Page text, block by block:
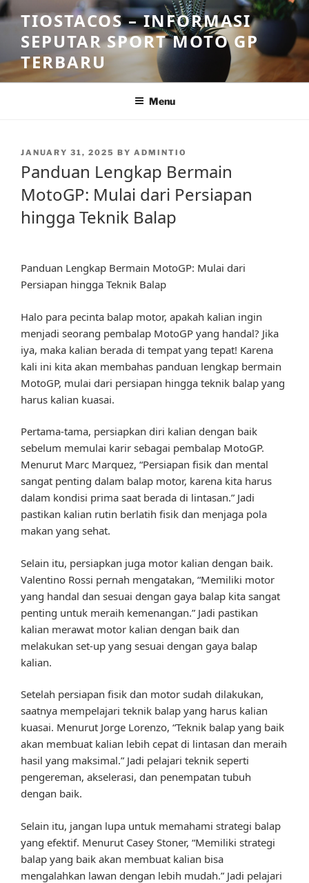
Skip
to
content
TIOSTACOS – INFORMASI
SEPUTAR SPORT MOTO GP
TERBARU
Menu
POSTED
JANUARY 31, 2025 BY ADMINTIO
Panduan Lengkap Bermain
MotoGP: Mulai dari Persiapan
hingga Teknik Balap
Panduan Lengkap Bermain MotoGP: Mulai dari
Persiapan hingga Teknik Balap
Halo para pecinta balap motor, apakah kalian ingin
menjadi seorang pembalap MotoGP yang handal? Jika
iya, maka kalian berada di tempat yang tepat! Karena
kali ini kita akan membahas panduan lengkap bermain
MotoGP, mulai dari persiapan hingga teknik balap yang
harus kalian kuasai.
Pertama-tama, persiapkan diri kalian dengan baik
sebelum memulai karir sebagai pembalap MotoGP.
Menurut Marc Marquez, “Persiapan fisik dan mental
sangat penting dalam balap motor, karena kita harus
dalam kondisi prima saat berada di lintasan.” Jadi
pastikan kalian rutin berlatih fisik dan menjaga pola
makan yang sehat.
Selain itu, persiapkan juga motor kalian dengan baik.
Valentino Rossi pernah mengatakan, “Memiliki motor
yang handal dan sesuai dengan gaya balap kita sangat
penting untuk meraih kemenangan.” Jadi pastikan
kalian merawat motor kalian dengan baik dan
melakukan set-up yang sesuai dengan gaya balap
kalian.
Setelah persiapan fisik dan motor sudah dilakukan,
saatnya mempelajari teknik balap yang harus kalian
kuasai. Menurut Jorge Lorenzo, “Teknik balap yang baik
akan membuat kalian lebih cepat di lintasan dan meraih
hasil yang maksimal.” Jadi pelajari teknik seperti
pengereman, akselerasi, dan penempatan tubuh
dengan baik.
Selain itu, jangan lupa untuk memahami strategi balap
yang efektif. Menurut Casey Stoner, “Memiliki strategi
balap yang baik akan membuat kalian bisa
mengalahkan lawan dengan lebih mudah.” Jadi pelajari